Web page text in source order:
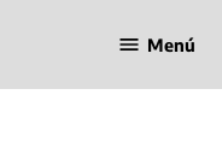
Menú